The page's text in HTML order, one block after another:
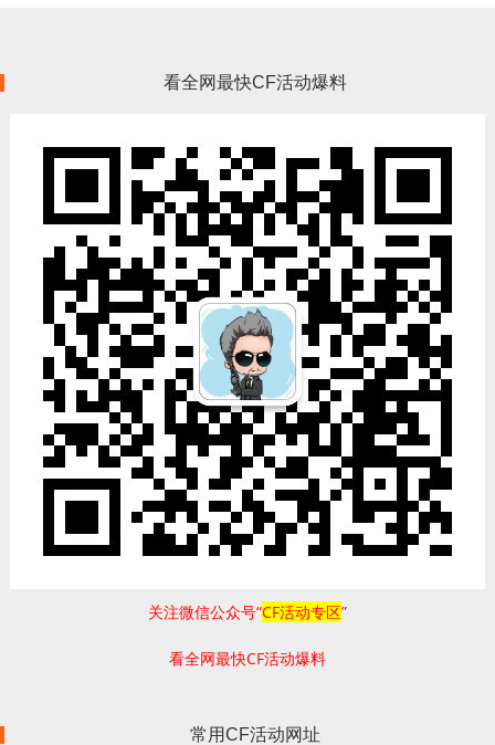
看全网最快CF活动爆料
关注微信公众号“CF活动专区”
看全网最快CF活动爆料
常用CF活动网址